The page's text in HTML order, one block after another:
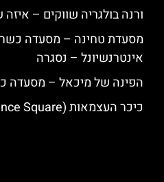
ורנה בולגריה שווקים –
מסעדת טחינה – מסעדה
אינטרנשיונל – נסגרה
הפינה של מיכאל – מסעדה
כיכר העצמאות (Independence Square) של ורנה